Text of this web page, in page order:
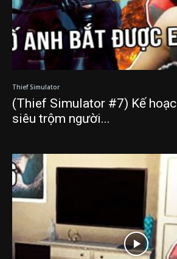
Thief Simulator
(Thief Simulator #7) Kế
siêu trộm người...